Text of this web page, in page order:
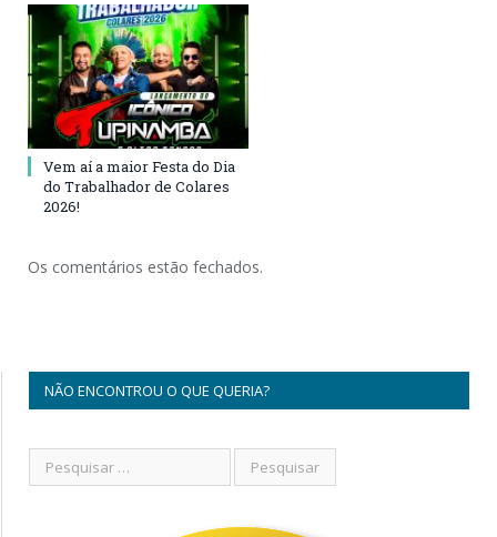
Vem aí a maior Festa do Dia
do Trabalhador de Colares
2026!
Os comentários estão fechados.
NÃO ENCONTROU O QUE QUERIA?